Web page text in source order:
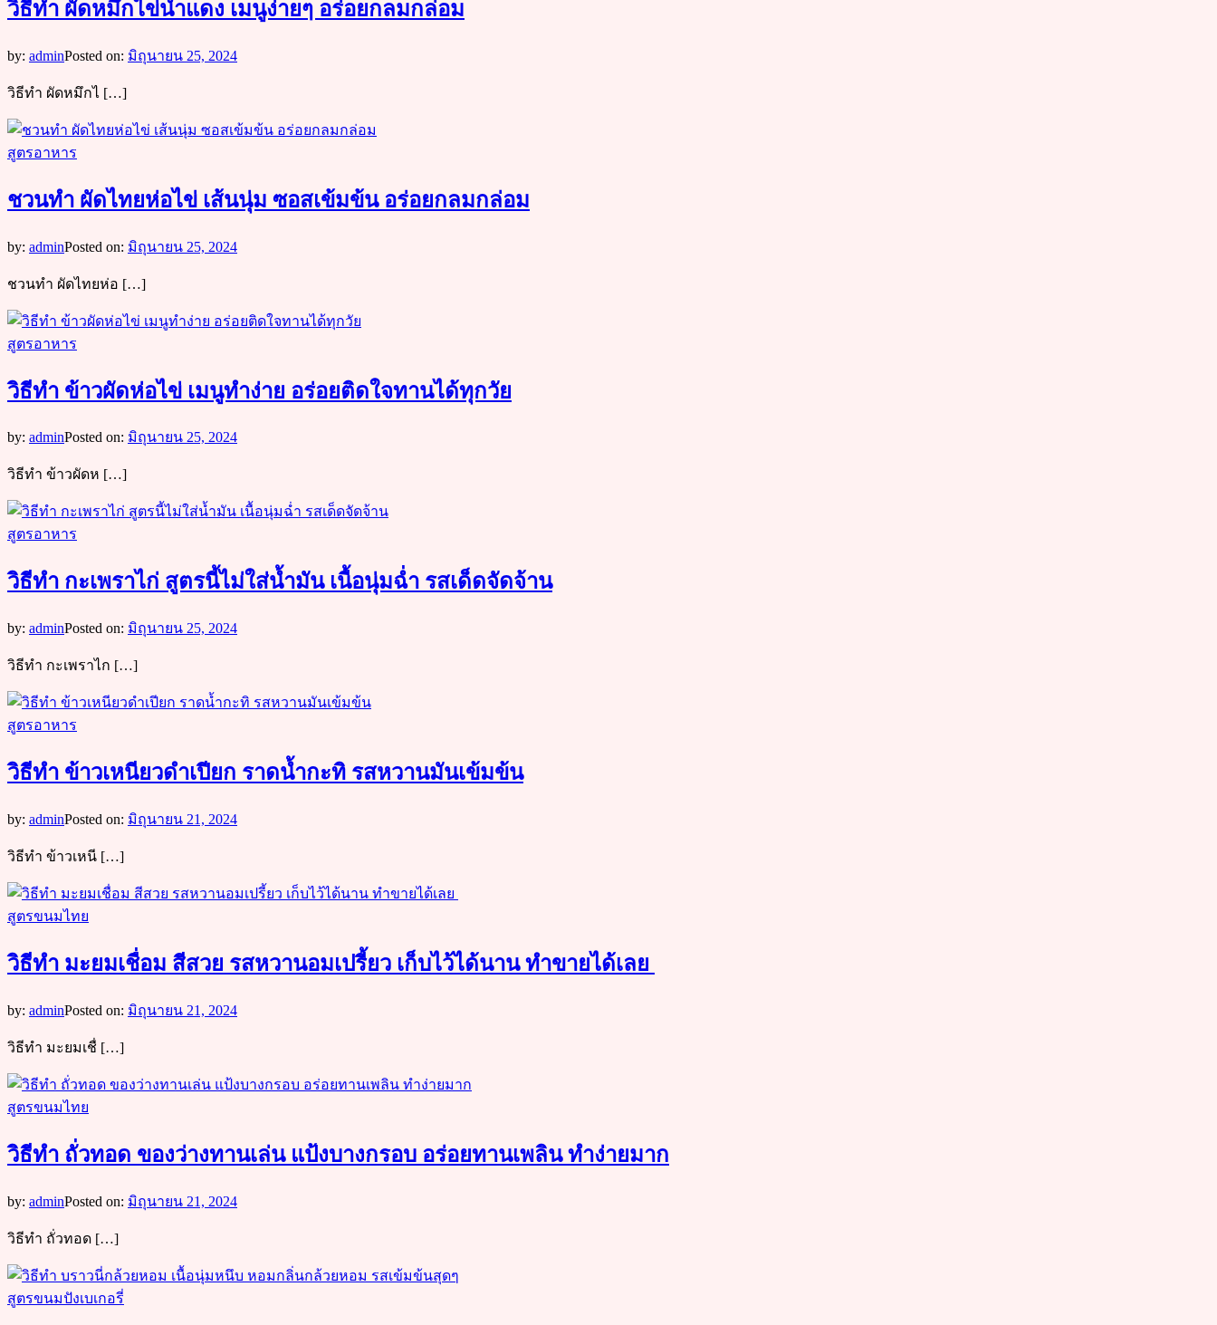
วิธีทำ ผัดหมึกไข่น้ำแดง เมนูง่ายๆ อร่อยกลมกล่อม
by: adminPosted on: มิถุนายน 25, 2024
วิธีทำ ผัดหมึกไ […]
สูตรอาหาร
ชวนทำ ผัดไทยห่อไข่ เส้นนุ่ม ซอสเข้มข้น อร่อยกลมกล่อม
by: adminPosted on: มิถุนายน 25, 2024
ชวนทำ ผัดไทยห่อ […]
สูตรอาหาร
วิธีทำ ข้าวผัดห่อไข่ เมนูทำง่าย อร่อยติดใจทานได้ทุกวัย
by: adminPosted on: มิถุนายน 25, 2024
วิธีทำ ข้าวผัดห […]
สูตรอาหาร
วิธีทำ กะเพราไก่ สูตรนี้ไม่ใส่น้ำมัน เนื้อนุ่มฉ่ำ รสเด็ดจัดจ้าน
by: adminPosted on: มิถุนายน 25, 2024
วิธีทำ กะเพราไก […]
สูตรอาหาร
วิธีทำ ข้าวเหนียวดำเปียก ราดน้ำกะทิ รสหวานมันเข้มข้น
by: adminPosted on: มิถุนายน 21, 2024
วิธีทำ ข้าวเหนี […]
สูตรขนมไทย
วิธีทำ มะยมเชื่อม สีสวย รสหวานอมเปรี้ยว เก็บไว้ได้นาน ทำขายได้เลย
by: adminPosted on: มิถุนายน 21, 2024
วิธีทำ มะยมเชื่ […]
สูตรขนมไทย
วิธีทำ ถั่วทอด ของว่างทานเล่น แป้งบางกรอบ อร่อยทานเพลิน ทำง่ายมาก
by: adminPosted on: มิถุนายน 21, 2024
วิธีทำ ถั่วทอด […]
สูตรขนมปังเบเกอรี่